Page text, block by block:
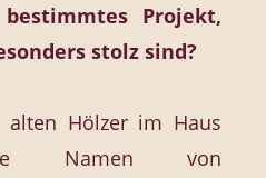
Projekt,
stolz sind?
alten Hölzer im Haus
Namen von